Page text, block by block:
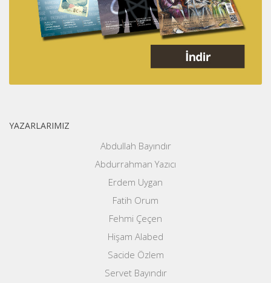
YAZARLARIMIZ
Abdullah Bayındır
Abdurrahman Yazıcı
Erdem Uygan
Fatih Orum
Fehmi Çeçen
Hişam Alabed
Sacide Özlem
Servet Bayındır